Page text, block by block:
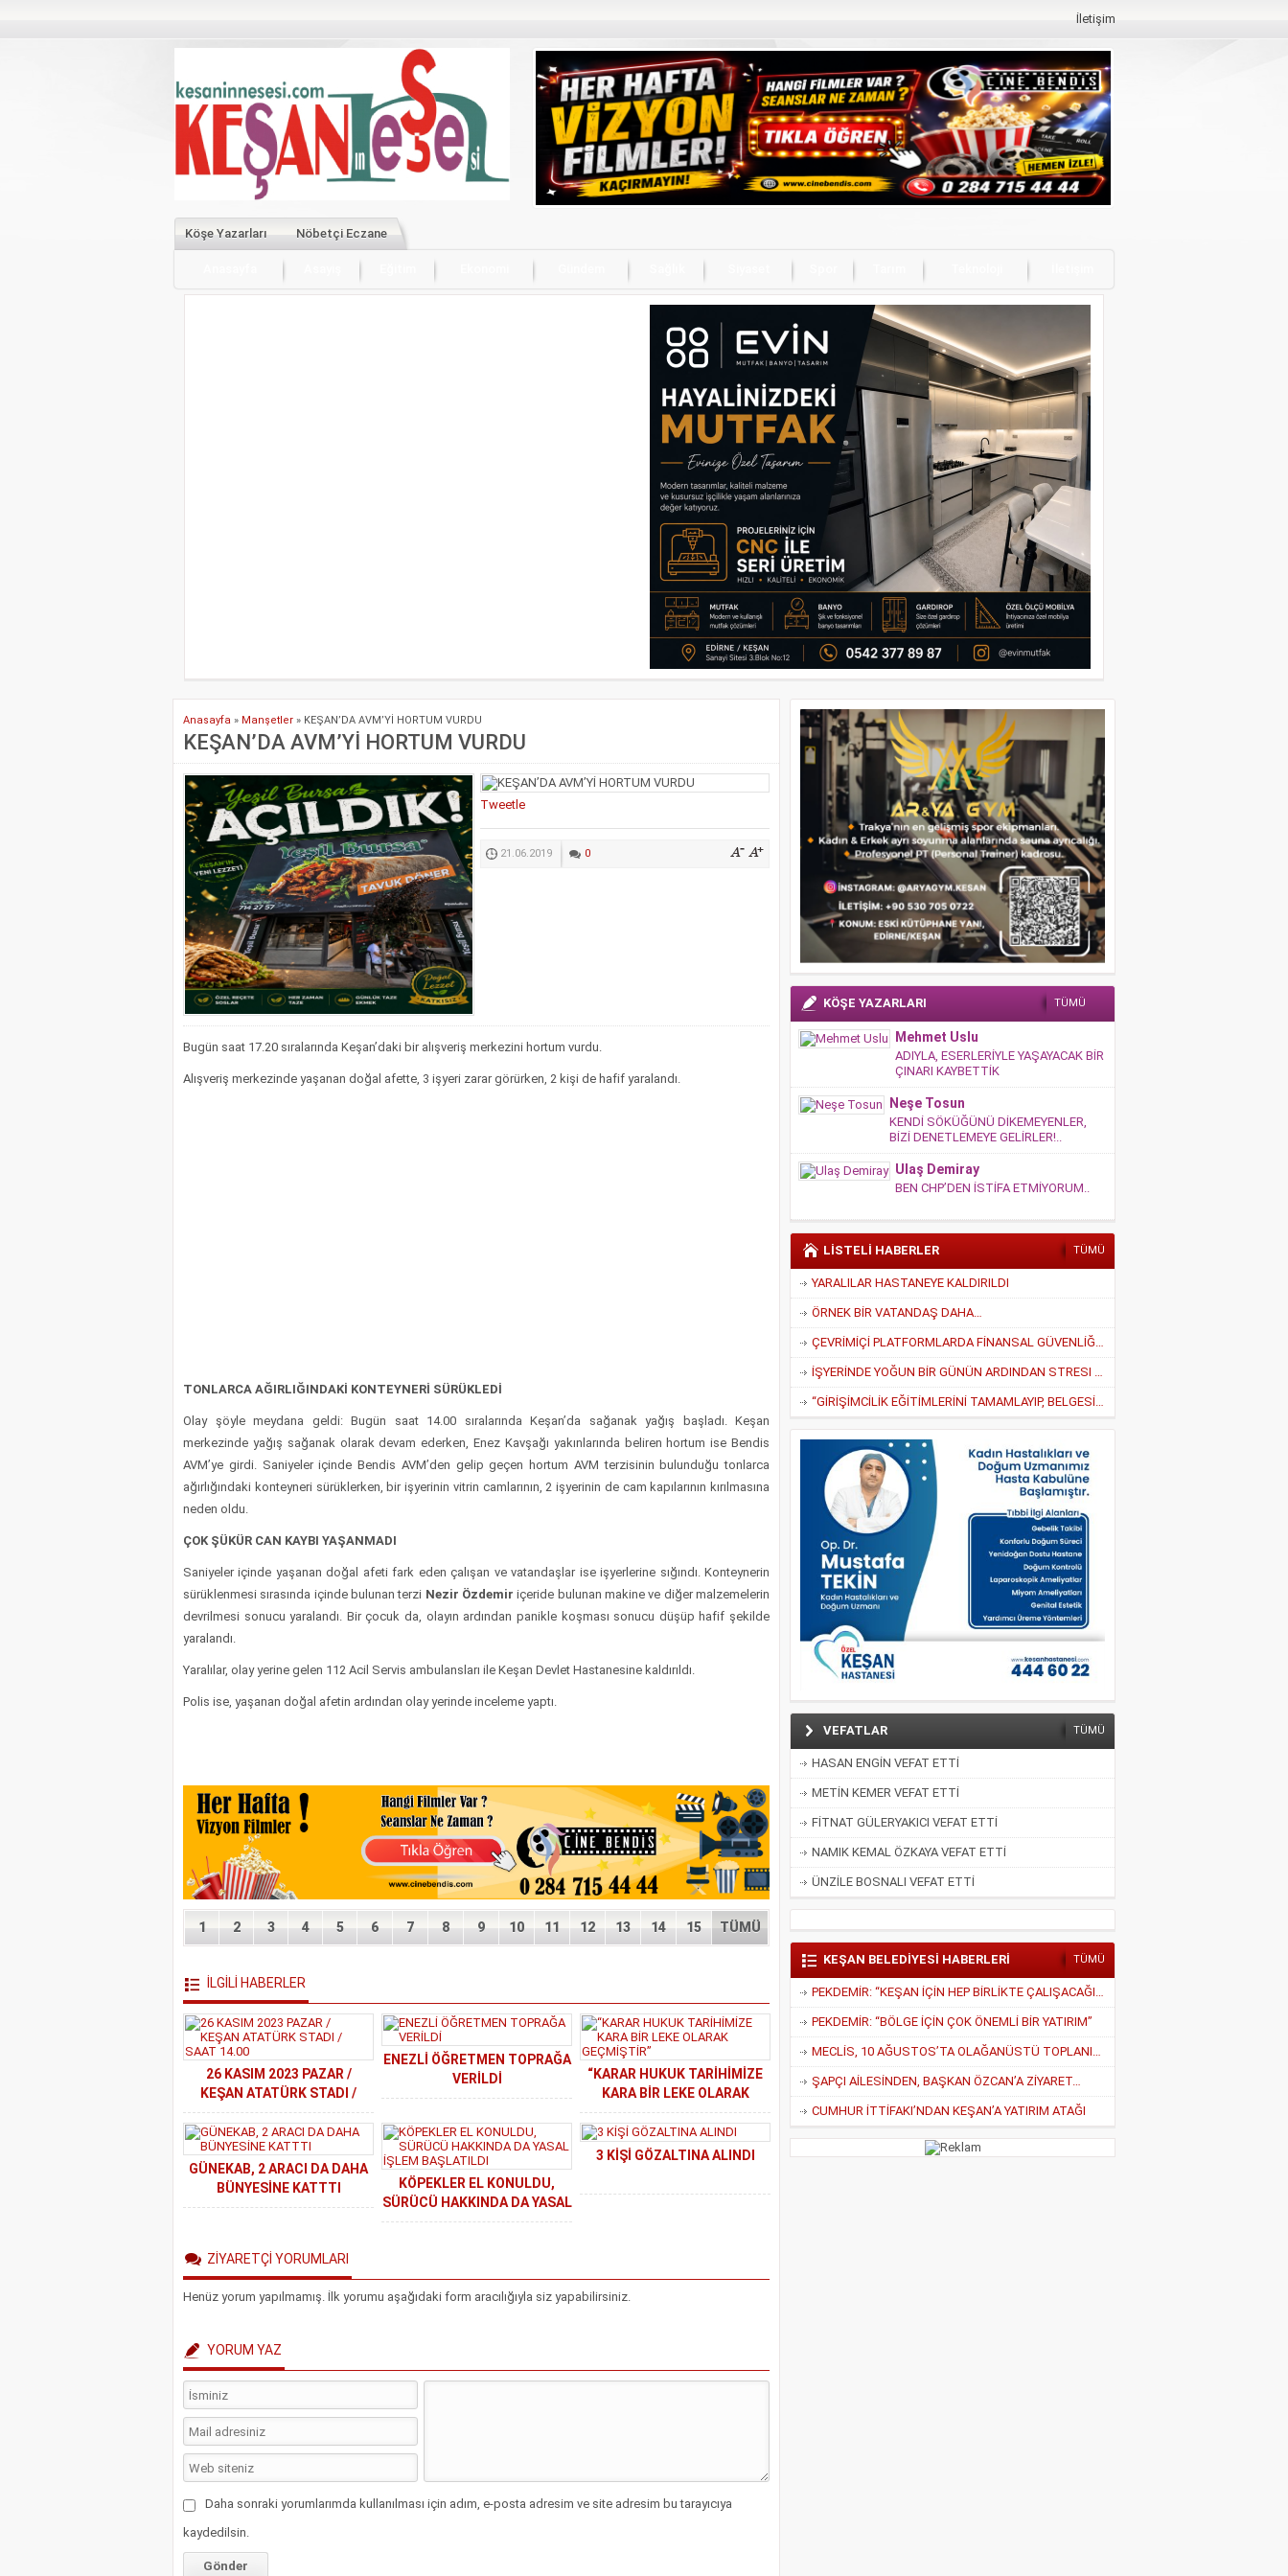
İletişim
Köşe Yazarları Nöbetçi Eczane
Anasayfa » Manşetler » KEŞAN’DA AVM’Yİ HORTUM VURDU
KEŞAN’DA AVM’Yİ HORTUM VURDU
Tweetle
21.06.2019 0
Bugün saat 17.20 sıralarında Keşan’daki bir alışveriş merkezini hortum vurdu.
Alışveriş merkezinde yaşanan doğal afette, 3 işyeri zarar görürken, 2 kişi de hafif yaralandı.
TONLARCA AĞIRLIĞINDAKİ KONTEYNERİ SÜRÜKLEDİ
Olay şöyle meydana geldi: Bugün saat 14.00 sıralarında Keşan’da sağanak yağış başladı. Keşan
merkezinde yağış sağanak olarak devam ederken, Enez Kavşağı yakınlarında beliren hortum ise Bendis
AVM’ye girdi. Saniyeler içinde Bendis AVM’den gelip geçen hortum AVM terzisinin bulunduğu tonlarca
ağırlığındaki konteyneri sürüklerken, bir işyerinin vitrin camlarının, 2 işyerinin de cam kapılarının kırılmasına
neden oldu.
ÇOK ŞÜKÜR CAN KAYBI YAŞANMADI
Saniyeler içinde yaşanan doğal afeti fark eden çalışan ve vatandaşlar ise işyerlerine sığındı. Konteynerin
sürüklenmesi sırasında içinde bulunan terzi Nezir Özdemir içeride bulunan makine ve diğer malzemelerin
devrilmesi sonucu yaralandı. Bir çocuk da, olayın ardından panikle koşması sonucu düşüp hafif şekilde
yaralandı.
Yaralılar, olay yerine gelen 112 Acil Servis ambulansları ile Keşan Devlet Hastanesine kaldırıldı.
Polis ise, yaşanan doğal afetin ardından olay yerinde inceleme yaptı.
1 2 3 4 5 6 7 8 9 10 11 12 13 14 15 TÜMÜ
İLGİLİ HABERLER
26 KASIM 2023 PAZAR /
KEŞAN ATATÜRK STADI /
SAAT 14.00
ENEZLİ ÖĞRETMEN TOPRAĞA
VERİLDİ
“KARAR HUKUK TARİHİMİZE
KARA BİR LEKE OLARAK
GEÇMİŞTİR”
GÜNEKAB, 2 ARACI DA DAHA
BÜNYESİNE KATTTI
KÖPEKLER EL KONULDU,
SÜRÜCÜ HAKKINDA DA YASAL
İŞLEM BAŞLATILDI
3 KİŞİ GÖZALTINA ALINDI
ZİYARETÇİ YORUMLARI
Henüz yorum yapılmamış. İlk yorumu aşağıdaki form aracılığıyla siz yapabilirsiniz.
YORUM YAZ
Daha sonraki yorumlarımda kullanılması için adım, e-posta adresim ve site adresim bu tarayıcıya
kaydedilsin.
KÖŞE YAZARLARI TÜMÜ
Mehmet Uslu
ADIYLA, ESERLERİYLE YAŞAYACAK BİR
ÇINARI KAYBETTİK
Neşe Tosun
KENDİ SÖKÜĞÜNÜ DİKEMEYENLER,
BİZİ DENETLEMEYE GELİRLER!..
Ulaş Demiray
BEN CHP’DEN İSTİFA ETMİYORUM..
LİSTELİ HABERLER TÜMÜ
YARALILAR HASTANEYE KALDIRILDI
ÖRNEK BİR VATANDAŞ DAHA…
VEFATLAR TÜMÜ
HASAN ENGİN VEFAT ETTİ
METİN KEMER VEFAT ETTİ
FİTNAT GÜLERYAKICI VEFAT ETTİ
NAMIK KEMAL ÖZKAYA VEFAT ETTİ
ÜNZİLE BOSNALI VEFAT ETTİ
KEŞAN BELEDİYESİ HABERLERİ TÜMÜ
PEKDEMİR: “KEŞAN İÇİN HEP BİRLİKTE ÇALIŞACAĞIZ”
PEKDEMİR: “BÖLGE İÇİN ÇOK ÖNEMLİ BİR YATIRIM”
MECLİS, 10 AĞUSTOS’TA OLAĞANÜSTÜ TOPLANIYOR
ŞAPÇI AİLESİNDEN, BAŞKAN ÖZCAN’A ZİYARET…
CUMHUR İTTİFAKI’NDAN KEŞAN’A YATIRIM ATAĞI